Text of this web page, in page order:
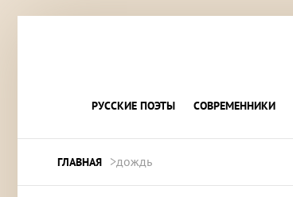
РУССКИЕ ПОЭТЫ СОВРЕМЕННИКИ
ГЛАВНАЯ >дождь